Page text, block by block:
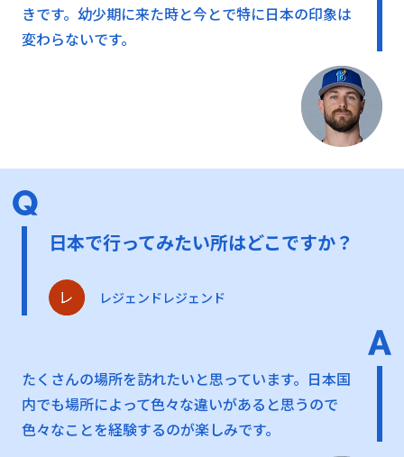
きです。幼少期に来た時と今とで特に日本の印象は
変わらないです。
日本で行ってみたい所はどこですか？
レジェンドレジェンド
たくさんの場所を訪れたいと思っています。日本国
内でも場所によって色々な違いがあると思うので
色々なことを経験するのが楽しみです。